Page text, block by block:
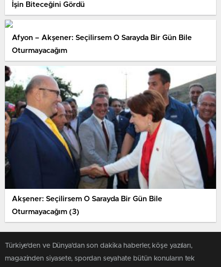
İşin Biteceğini Gördü
Afyon – Akşener: Seçilirsem O Sarayda Bir Gün Bile
Oturmayacağım
Akşener: Seçilirsem O Sarayda Bir Gün Bile
Oturmayacağım (3)
Türkiye'den ve Dünya’dan son dakika haberler, köşe yazıları,
magazinden siyasete, spordan seyahate bütün konuların tek